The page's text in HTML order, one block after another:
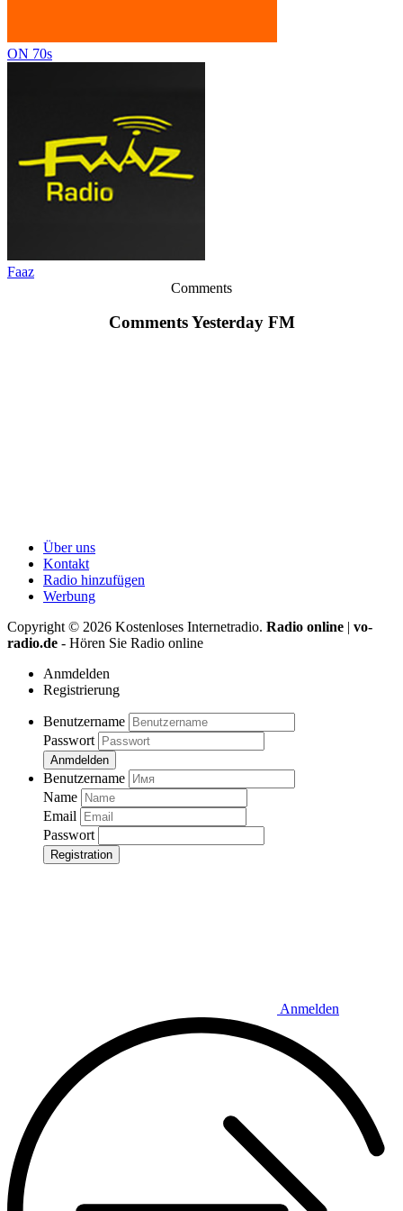
ON 70s
Faaz
Comments
Comments Yesterday FM
Über uns
Kontakt
Radio hinzufügen
Werbung
Copyright © 2026 Kostenloses Internetradio. Radio online | vo-
radio.de - Hören Sie Radio online
Anmdelden
Registrierung
Benutzername
Passwort
Anmdelden
Benutzername
Name
Email
Passwort
Registration
Anmelden